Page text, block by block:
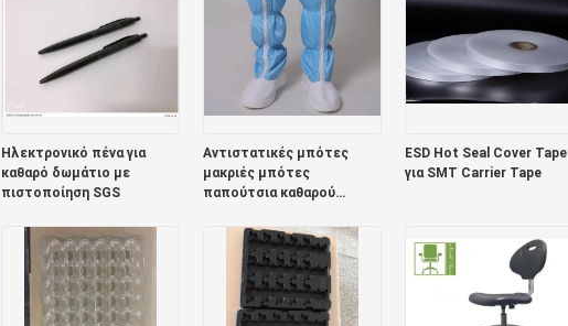
Ηλεκτρονικό πένα για
καθαρό δωμάτιο με
πιστοποίηση SGS
Αντιστατικές μπότες
μακριές μπότες
παπούτσια καθαρού
μεγέθη 35-50
ESD Hot Seal Cover Tape
για SMT Carrier Tape